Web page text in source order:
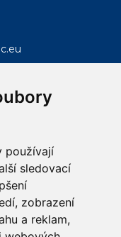
používají
sledovací
zobrazení
a reklam,